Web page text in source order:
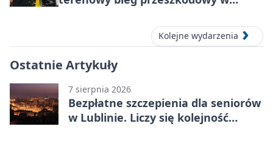
Kolejne wydarzenia
Ostatnie Artykuły
7 sierpnia 2026
Bezpłatne szczepienia dla seniorów
w Lublinie. Liczy się kolejność